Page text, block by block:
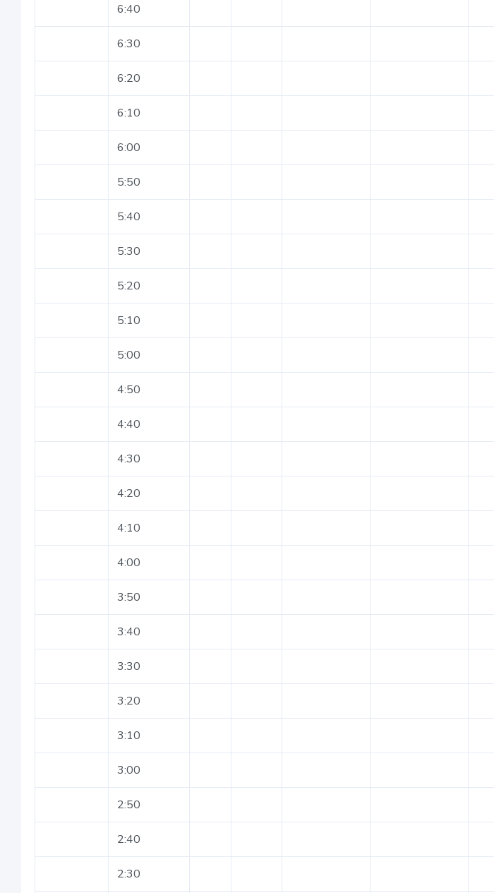
6:40
6:30
6:20
6:10
6:00
5:50
5:40
5:30
5:20
5:10
5:00
4:50
4:40
4:30
4:20
4:10
4:00
3:50
3:40
3:30
3:20
3:10
3:00
2:50
2:40
2:30